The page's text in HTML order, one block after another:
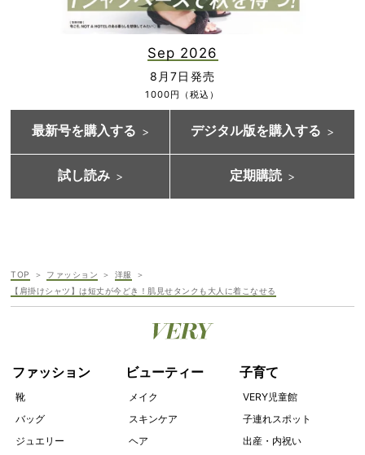
Sep 2026
8月7日発売
1000円（税込）
最新号を購入する デジタル版を購入する
試し読み 定期購読
TOP ファッション
洋服
【肩掛けシャツ】は短丈が今どき！肌見せタンクも大人に着こなせる
ファッション
靴
バッグ
ジュエリー
ビューティー
メイク
スキンケア
ヘア
子育て
VERY児童館
子連れスポット
出産・内祝い